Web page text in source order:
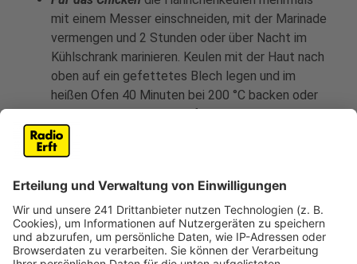
mit einem Messer einschneiden, mit der Marinade
vermengen und 2 Stunden oder über Nacht im
Kühlschrank marinieren. Keulen mit der Haut nach
oben auf ein gefettetes Blech legen und im
heißen Ofen 40 Minuten bei 200 °C backen oder
am besten im Sommer auf einen Grill legen.
Für die Sauce
schneiden ein wenig Knoblauch ebenfalls klein
Zutaten vermischen und separat zu den
Hühnchenkeulen reichen.
Anzeige